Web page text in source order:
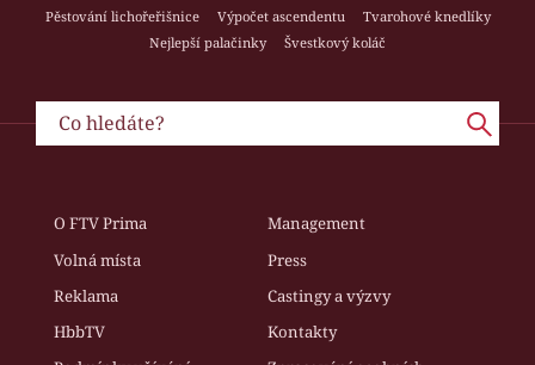
Pěstování lichořeřišnice
Výpočet ascendentu
Tvarohové knedlíky
Nejlepší palačinky
Švestkový koláč
O FTV Prima
Management
Volná místa
Press
Reklama
Castingy a výzvy
HbbTV
Kontakty